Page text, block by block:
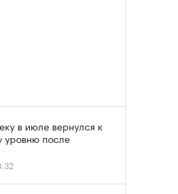
в июле вернулся к
уровню после